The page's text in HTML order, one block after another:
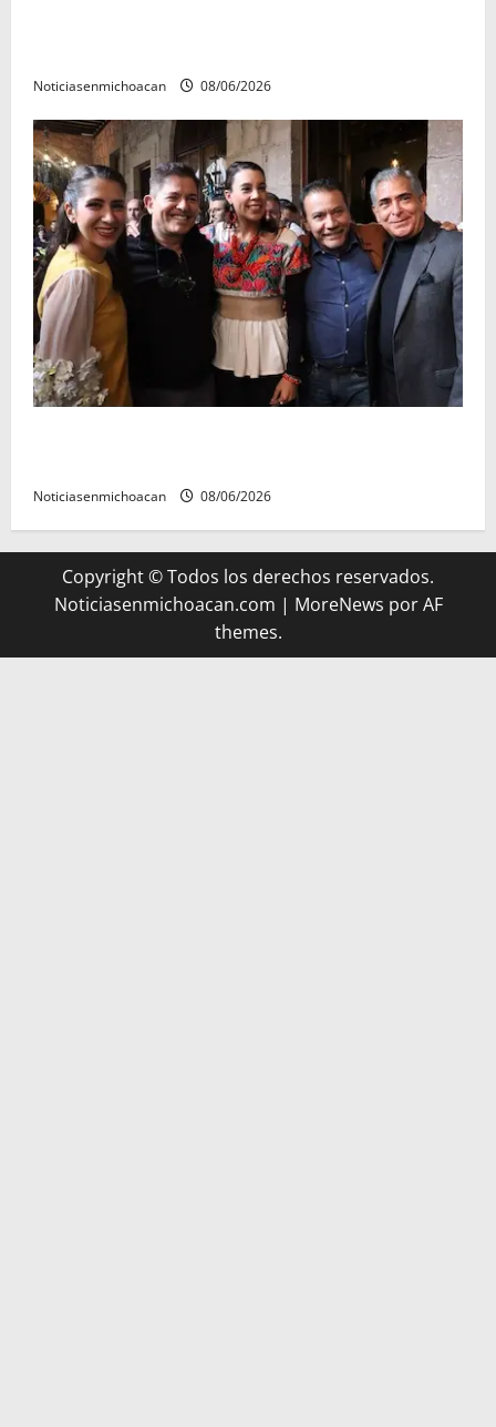
Noticiasenmichoacan 08/06/2026
Noticiasenmichoacan 08/06/2026
Copyright © Todos los derechos reservados.
Noticiasenmichoacan.com | MoreNews por AF
themes.